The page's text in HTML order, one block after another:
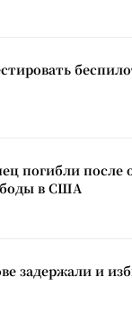
погибли после
в США
задержали и